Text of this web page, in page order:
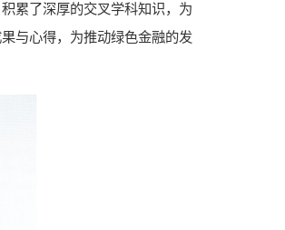
累了深厚的交叉学科知识，为
与心得，为推动绿色金融的发